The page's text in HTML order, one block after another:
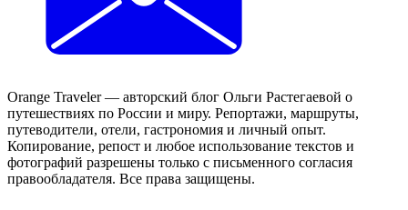
Orange Traveler — авторский блог Ольги Растегаевой о
путешествиях по России и миру. Репортажи, маршруты,
путеводители, отели, гастрономия и личный опыт.
Копирование, репост и любое использование текстов и
фотографий разрешены только с письменного согласия
правообладателя. Все права защищены.